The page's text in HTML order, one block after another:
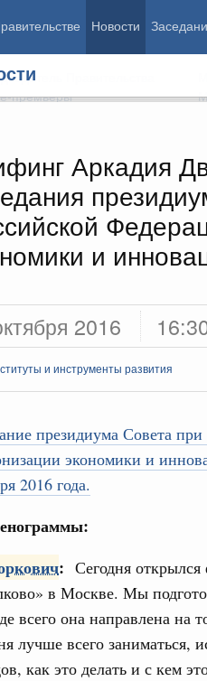
Новости
Аркадия
и
2016
и инструменты развития
президиума Совета
экономики и
2016 года.
: Сегодня
в Москве. Мы
всего она направлена на
лучше всего заниматься,
как это делать и с кем
Правительства
премьеры
Демография
Здоровье
Культура
Государство
программы
6 августа, четверг
промышленной политики
заседание